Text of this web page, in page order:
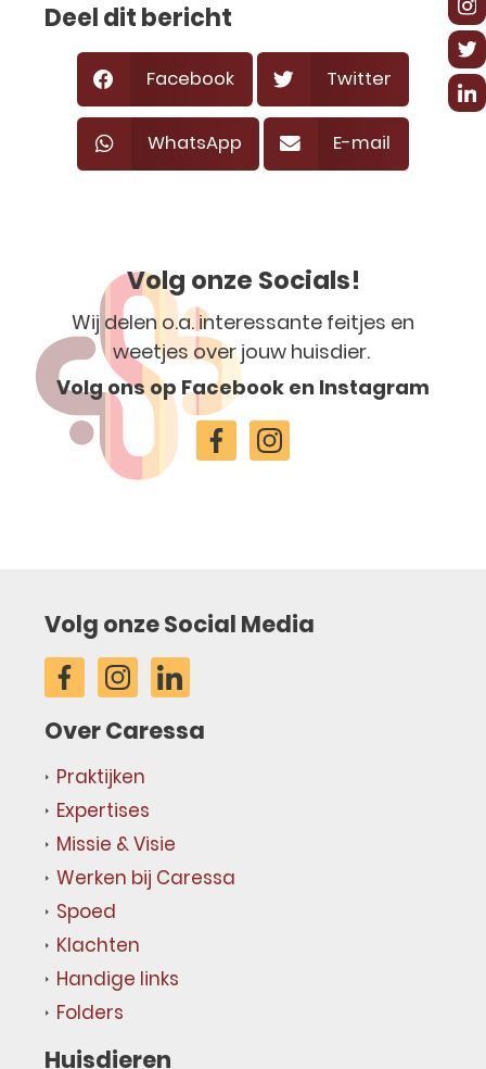
Deel dit bericht
Facebook Twitter
WhatsApp E-mail
Volg onze Socials!
Wij delen o.a. interessante feitjes en
weetjes over jouw huisdier.
Volg ons op Facebook en Instagram
Volg onze Social Media
Over Caressa
Praktijken
Expertises
Missie & Visie
Werken bij Caressa
Spoed
Klachten
Handige links
Folders
Huisdieren